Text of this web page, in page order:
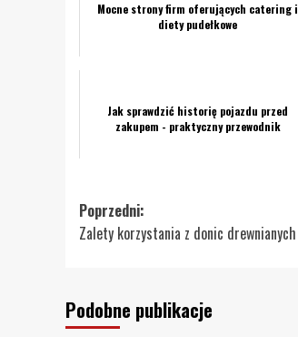
Mocne strony firm oferujących catering i
diety pudełkowe
Jak sprawdzić historię pojazdu przed
zakupem - praktyczny przewodnik
Zobacz
wpisy
Poprzedni:
Zalety korzystania z donic drewnianych
Podobne publikacje